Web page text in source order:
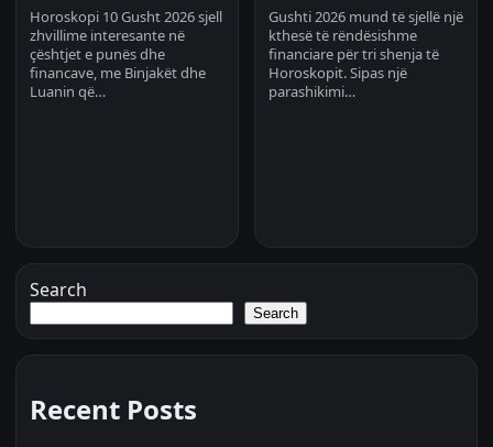
Horoskopi 10 Gusht 2026 sjell
zhvillime interesante në
çështjet e punës dhe
financave, me Binjakët dhe
Luanin që…
Gushti 2026 mund të sjellë një
kthesë të rëndësishme
financiare për tri shenja të
Horoskopit. Sipas një
parashikimi…
Search
Search
Recent Posts